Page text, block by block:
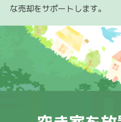
な売却をサポートします。